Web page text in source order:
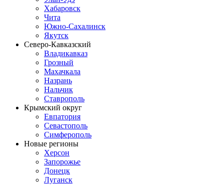
Хабаровск
Чита
Южно-Сахалинск
Якутск
Северо-Кавказский
Владикавказ
Грозный
Махачкала
Назрань
Нальчик
Ставрополь
Крымский округ
Евпатория
Севастополь
Симферополь
Новые регионы
Херсон
Запорожье
Донецк
Луганск